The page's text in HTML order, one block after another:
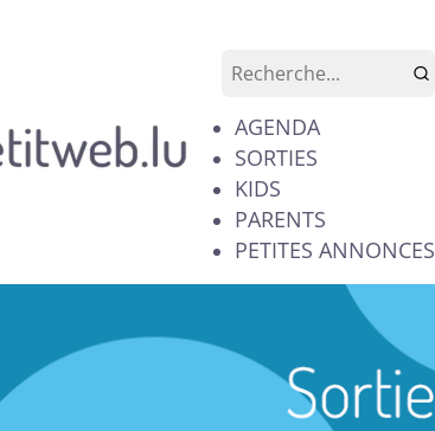
AGENDA
SORTIES
KIDS
PARENTS
PETITES ANNONCES